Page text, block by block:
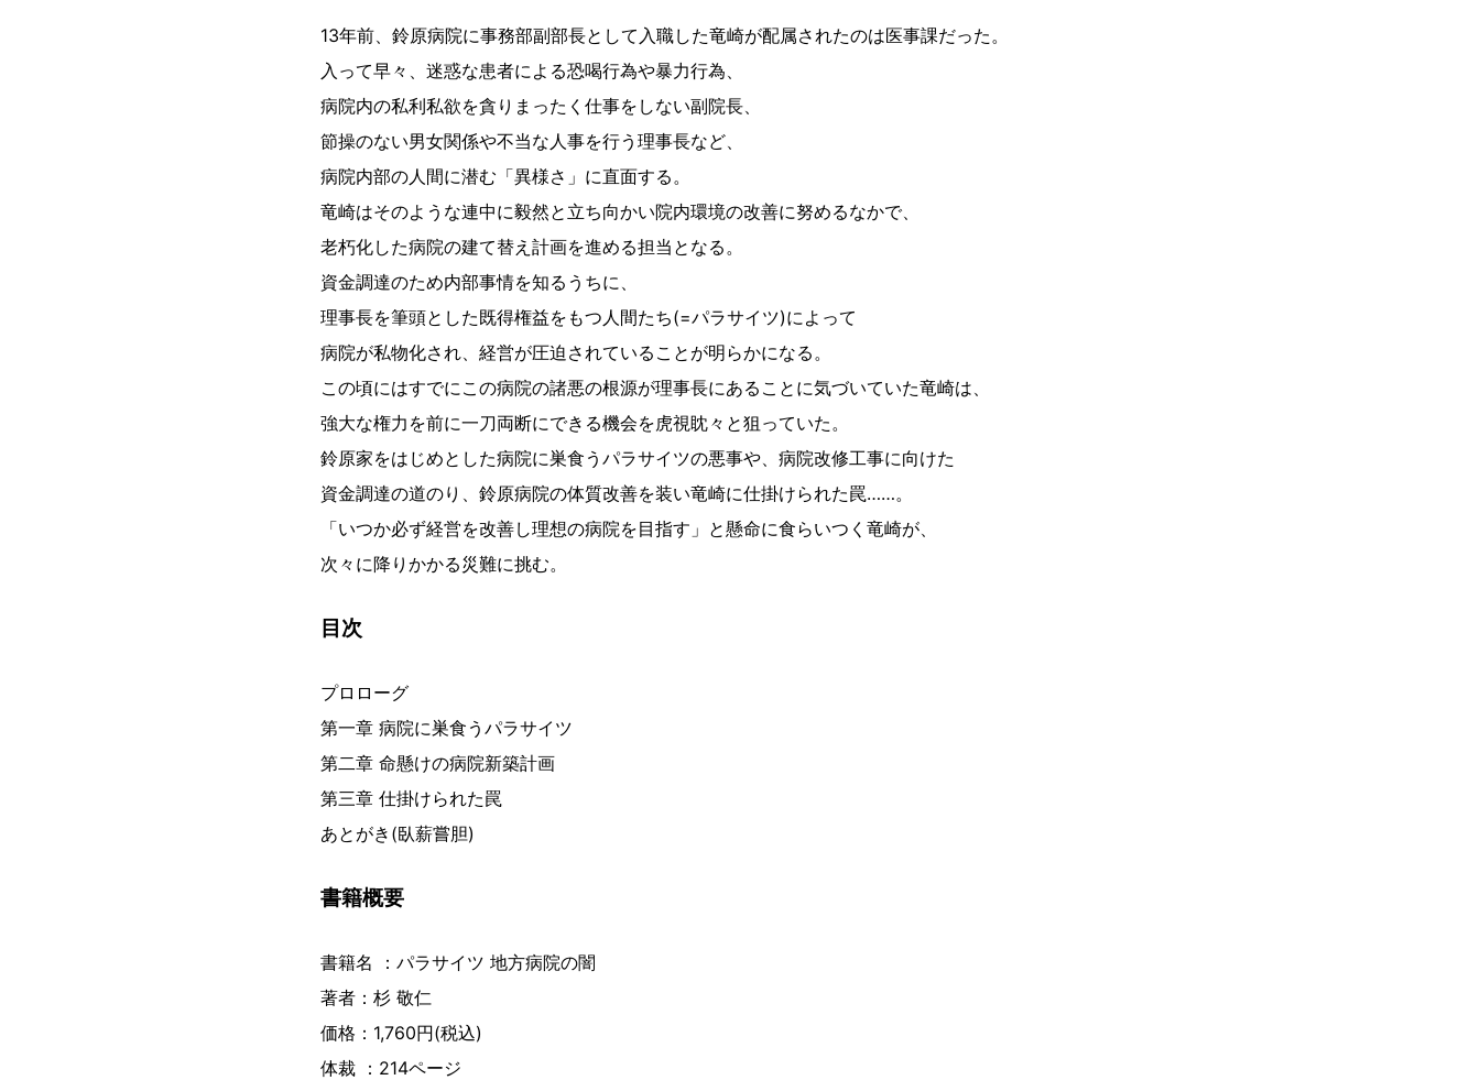
13年前、鈴原病院に事務部副部長として入職した竜崎が配属されたのは医事課だった。
入って早々、迷惑な患者による恐喝行為や暴力行為、
病院内の私利私欲を貪りまったく仕事をしない副院長、
節操のない男女関係や不当な人事を行う理事長など、
病院内部の人間に潜む「異様さ」に直面する。
竜崎はそのような連中に毅然と立ち向かい院内環境の改善に努めるなかで、
老朽化した病院の建て替え計画を進める担当となる。
資金調達のため内部事情を知るうちに、
理事長を筆頭とした既得権益をもつ人間たち(=パラサイツ)によって
病院が私物化され、経営が圧迫されていることが明らかになる。
この頃にはすでにこの病院の諸悪の根源が理事長にあることに気づいていた竜崎は、
強大な権力を前に一刀両断にできる機会を虎視眈々と狙っていた。
鈴原家をはじめとした病院に巣食うパラサイツの悪事や、病院改修工事に向けた
資金調達の道のり、鈴原病院の体質改善を装い竜崎に仕掛けられた罠……。
「いつか必ず経営を改善し理想の病院を目指す」と懸命に食らいつく竜崎が、
次々に降りかかる災難に挑む。
目次
プロローグ
第一章 病院に巣食うパラサイツ
第二章 命懸けの病院新築計画
第三章 仕掛けられた罠
あとがき(臥薪嘗胆)
書籍概要
書籍名 ：パラサイツ 地方病院の闇
著者：杉 敬仁
価格：1,760円(税込)
体裁 ：214ページ